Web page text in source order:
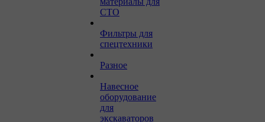
СТО
Фильтры для
спецтехники
Разное
Навесное
оборудование
для
экскаваторов